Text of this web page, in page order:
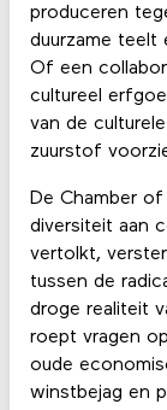
produceren
duurzame teelt
Of een
cultureel
van de
zuurstof
De Chamber
diversiteit aan
vertolkt,
tussen de
droge realiteit
roept vragen
oude
winstbejag en